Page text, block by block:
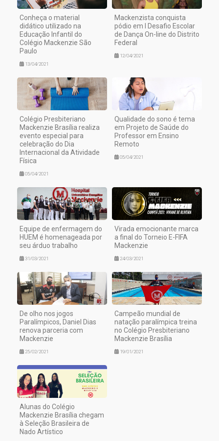
Conheça o material
didático utilizado na
Educação Infantil do
Colégio Mackenzie São
Paulo
13/04/2021
Mackenzista conquista
pódio em I Desafio Escolar
de Dança On-line do Distrito
Federal
12/04/2021
Colégio Presbiteriano
Mackenzie Brasília realiza
evento especial para
celebração do Dia
Internacional da Atividade
Física
05/04/2021
Qualidade do sono é tema
em Projeto de Saúde do
Professor em Ensino
Remoto
05/04/2021
Equipe de enfermagem do
HUEM é homenageada por
seu árduo trabalho
31/03/2021
Virada emocionante marca
a final do Torneio E-FIFA
Mackenzie
24/03/2021
De olho nos jogos
Paralímpicos, Daniel Dias
renova parceria com
Mackenzie
25/02/2021
Campeão mundial de
natação paralímpica treina
no Colégio Presbiteriano
Mackenzie Brasília
19/01/2021
Alunas do Colégio
Mackenzie Brasília chegam
à Seleção Brasileira de
Nado Artístico